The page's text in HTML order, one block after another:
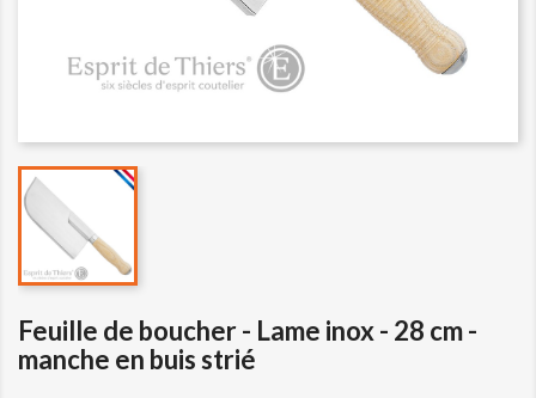
Feuille de boucher - Lame inox - 28 cm -
manche en buis strié